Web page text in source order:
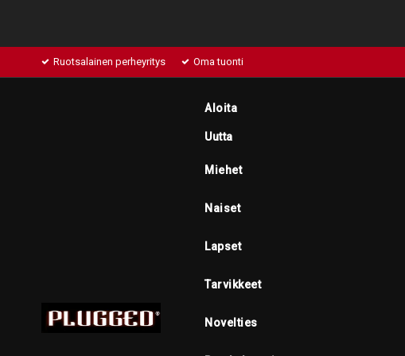
Ruotsalainen perheyritys Oma tuonti
Aloita
Uutta
Miehet
Naiset
Lapset
Tarvikkeet
Novelties